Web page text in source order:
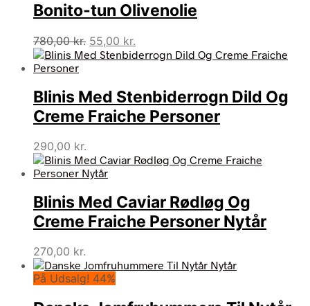
Bonito-tun Olivenolie
780,00kr. Den
oprindelige
780,00 kr..
55,00 kr.
aktuelle
55,00 kr..
Blinis Med Stenbiderrogn Dild Og
Creme Fraiche Personer
290,00 kr.
Blinis Med Caviar Rødløg Og
Creme Fraiche Personer Nytår
270,00 kr.
På Udsalg! 44%